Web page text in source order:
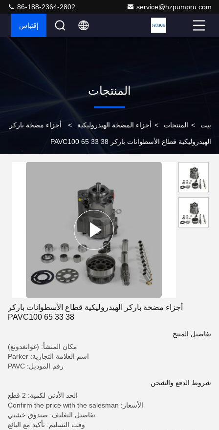
service@hzpumpru.com
86-188-2364-2802
إقتباس
المنتجات
بيت > المنتجات > أجزاء المضخة الهيدروليكية > أجزاء مضخة باركر
الهيدروليكية قطاع الأسطوانات باركر PAVC100 65 33 38
أجزاء مضخة باركر الهيدروليكية قطاع الأسطوانات باركر
PAVC100 65 33 38
تفاصيل المنتج
مكان المنشأ: (غوانغدونغ)
اسم العلامة التجارية: Parker
رقم الموديل: PAVC
شروط الدفع والشحن
الحد الأدنى لكمية: 2 قطع
الأسعار: Confirm the price with the salesman
تفاصيل التغليف: صندوق خشبي
وقت التسليم: تأكيد مع البائع